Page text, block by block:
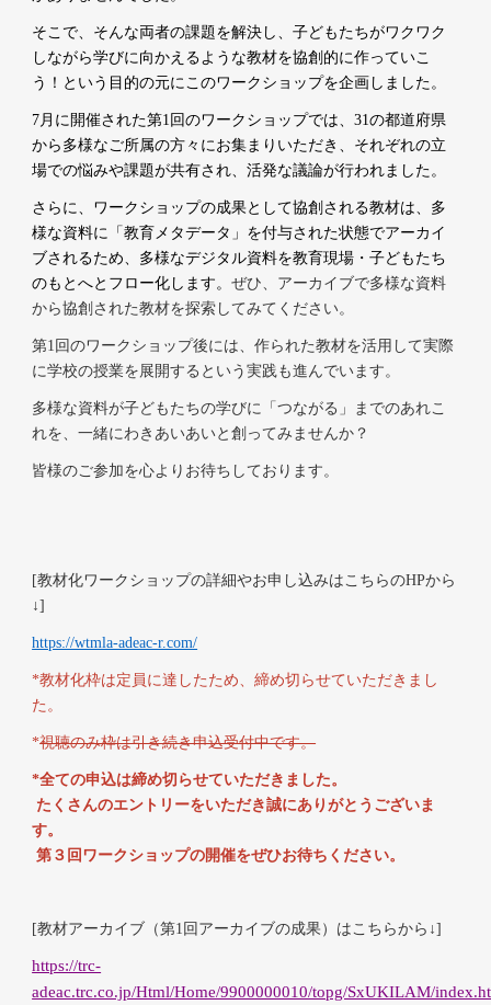
そこで、そんな両者の課題を解決し、子どもたちがワクワク
しながら学びに向かえるような教材を協創的に作っていこ
う！という目的の元にこのワークショップを企画しました。
7月に開催された第1回のワークショップでは、31の都道府県
から多様なご所属の方々にお集まりいただき、それぞれの立
場での悩みや課題が共有され、活発な議論が行われました。
さらに、ワークショップの成果として協創される教材は、多
様な資料に「教育メタデータ」を付与された状態でアーカイ
ブされるため、多様なデジタル資料を教育現場・子どもたち
のもとへとフロー化します。ぜひ、アーカイブで多様な資料
から協創された教材を探索してみてください。
第1回のワークショップ後には、作られた教材を活用して実際
に学校の授業を展開するという実践も進んでいます。
多様な資料が子どもたちの学びに「つながる」までのあれこ
れを、一緒にわきあいあいと創ってみませんか？
皆様のご参加を心よりお待ちしております。
[教材化ワークショップの詳細やお申し込みはこちらのHPから
↓]
https://wtmla-adeac-r.com/
*教材化枠は定員に達したため、締め切らせていただきまし
た。
*視聴のみ枠は引き続き申込受付中です。
*全ての申込は締め切らせていただきました。
たくさんのエントリーをいただき誠にありがとうございま
す。
第３回ワークショップの開催をぜひお待ちください。
[教材アーカイブ（第1回アーカイブの成果）はこちらから↓]
https://trc-
adeac.trc.co.jp/Html/Home/9900000010/topg/SxUKILAM/